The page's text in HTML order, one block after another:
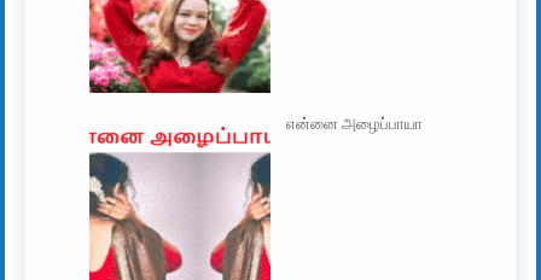
என்னை அழைப்பாயா